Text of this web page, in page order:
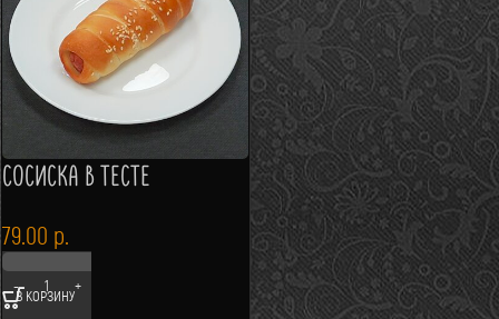
СОСИСКА В ТЕСТЕ
79.00 р.
В КОРЗИНУ